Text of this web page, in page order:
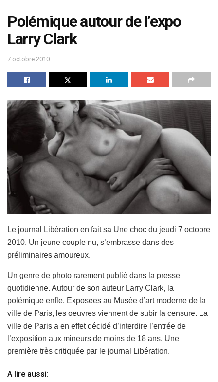
Polémique autour de l’expo
Larry Clark
7 octobre 2010
Le journal Libération en fait sa Une choc du jeudi 7 octobre
2010. Un jeune couple nu, s’embrasse dans des
préliminaires amoureux.
Un genre de photo rarement publié dans la presse
quotidienne. Autour de son auteur Larry Clark, la
polémique enfle. Exposées au Musée d’art moderne de la
ville de Paris, les oeuvres viennent de subir la censure. La
ville de Paris a en effet décidé d’interdire l’entrée de
l’exposition aux mineurs de moins de 18 ans. Une
première très critiquée par le journal Libération.
A lire aussi: